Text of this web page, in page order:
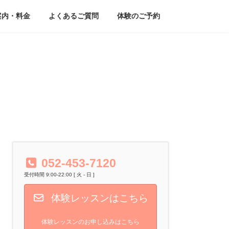
・料金 よくあるご質問 体験のご予約
052-453-7120
受付時間 9:00-22:00 [ 火 - 日 ]
体験レッスンはこちら
体験レッスンのお申し込みはこちら